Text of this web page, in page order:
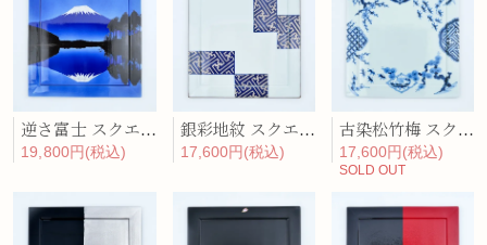
逆さ富士 スクエア・ディナープレート
19,800円(税込)
銀彩地紋 スクエア・ディナープレート
17,600円(税込)
古染松竹梅 スクエア・ディナープレート
17,600円(税込)
SOLD OUT